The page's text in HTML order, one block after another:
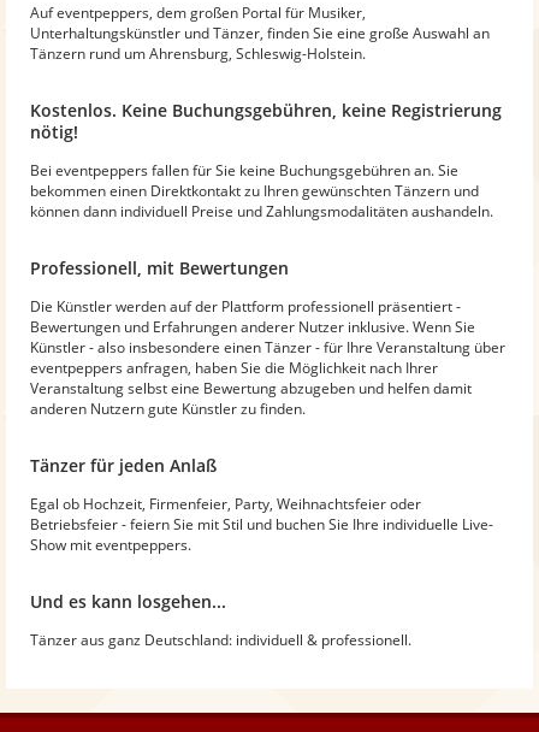
Auf eventpeppers, dem großen Portal für Musiker,
Unterhaltungskünstler und Tänzer, finden Sie eine große Auswahl an
Tänzern rund um Ahrensburg, Schleswig-Holstein.
Kostenlos. Keine Buchungsgebühren, keine Registrierung
nötig!
Bei eventpeppers fallen für Sie keine Buchungsgebühren an. Sie
bekommen einen Direktkontakt zu Ihren gewünschten Tänzern und
können dann individuell Preise und Zahlungsmodalitäten aushandeln.
Professionell, mit Bewertungen
Die Künstler werden auf der Plattform professionell präsentiert -
Bewertungen und Erfahrungen anderer Nutzer inklusive. Wenn Sie
Künstler - also insbesondere einen Tänzer - für Ihre Veranstaltung über
eventpeppers anfragen, haben Sie die Möglichkeit nach Ihrer
Veranstaltung selbst eine Bewertung abzugeben und helfen damit
anderen Nutzern gute Künstler zu finden.
Tänzer für jeden Anlaß
Egal ob Hochzeit, Firmenfeier, Party, Weihnachtsfeier oder
Betriebsfeier - feiern Sie mit Stil und buchen Sie Ihre individuelle Live-
Show mit eventpeppers.
Und es kann losgehen...
Tänzer aus ganz Deutschland: individuell & professionell.